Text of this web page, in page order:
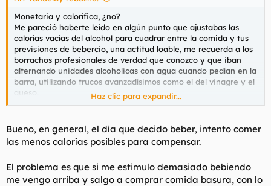
Monetaria y calorífica, ¿no?
Me pareció haberte leído en algún punto que ajustabas las
calorías vacías del alcohol para cuadrar entre la comida y tus
previsiones de bebercio, una actitud loable, me recuerda a los
borrachos profesionales de verdad que conozco y que iban
alternando unidades alcoholicas con agua cuando pedían en la
barra, utilizando trucos avanzadísimos como el del vinagre y el
queso.
otra vuelta de tuerca de lol
Haz clic para expandir...
Bueno, en general, el día que decido beber, intento comer
las menos calorías posibles para compensar.
El problema es que si me estimulo demasiado bebiendo
me vengo arriba y salgo a comprar comida basura, con lo